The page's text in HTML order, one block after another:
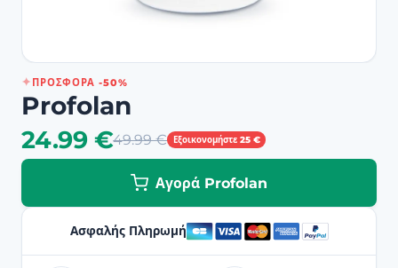
ΠΡΟΣΦΟΡΆ -50%
Profolan
24.99 €49.99 € Εξοικονομήστε 25 €
Αγορά Profolan
Ασφαλής Πληρωμή